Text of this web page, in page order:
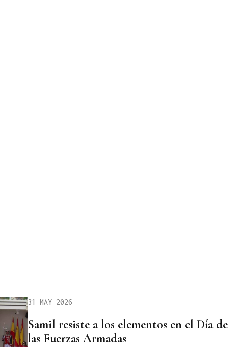
31 MAY 2026
Samil resiste a los elementos en el Día de
las Fuerzas Armadas